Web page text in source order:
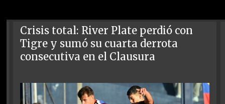
Crisis total: River Plate perdió con
Tigre y sumó su cuarta derrota
consecutiva en el Clausura